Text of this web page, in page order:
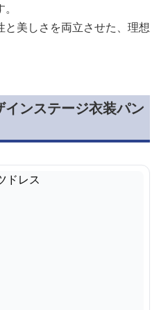
美しさを両立させた、理想
ンステージ衣装パン